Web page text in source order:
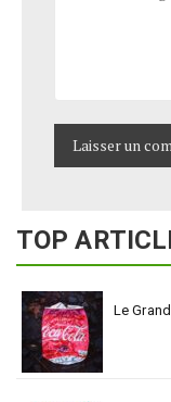
TOP
Le